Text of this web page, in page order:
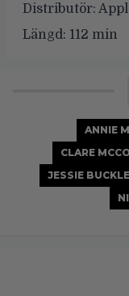
Distributör:
Längd: 112 min
ANNIE
CLARE
JESSIE